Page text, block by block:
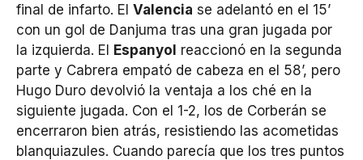
final de infarto. El Valencia se adelantó en el 15’
con un gol de Danjuma tras una gran jugada por
la izquierda. El Espanyol reaccionó en la segunda
parte y Cabrera empató de cabeza en el 58’, pero
Hugo Duro devolvió la ventaja a los ché en la
siguiente jugada. Con el 1-2, los de Corberán se
encerraron bien atrás, resistiendo las acometidas
blanquiazules. Cuando parecía que los tres puntos